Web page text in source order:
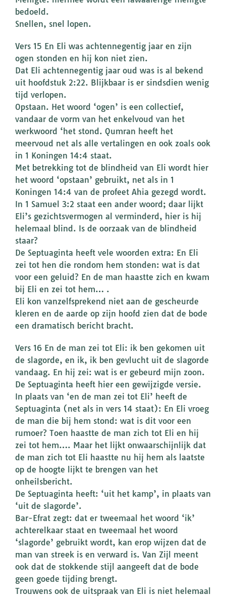
bedoeld.
Snellen, snel lopen.
Vers 15 En Eli was achtennegentig jaar en zijn
ogen stonden en hij kon niet zien.
Dat Eli achtennegentig jaar oud was is al bekend
uit hoofdstuk 2:22. Blijkbaar is er sindsdien wenig
tijd verlopen.
Opstaan. Het woord ‘ogen’ is een collectief,
vandaar de vorm van het enkelvoud van het
werkwoord ‘het stond. Qumran heeft het
meervoud net als alle vertalingen en ook zoals ook
in 1 Koningen 14:4 staat.
Met betrekking tot de blindheid van Eli wordt hier
het woord ‘opstaan’ gebruikt, net als in 1
Koningen 14:4 van de profeet Ahia gezegd wordt.
In 1 Samuel 3:2 staat een ander woord; daar lijkt
Eli’s gezichtsvermogen al verminderd, hier is hij
helemaal blind. Is de oorzaak van de blindheid
staar?
De Septuaginta heeft vele woorden extra: En Eli
zei tot hen die rondom hem stonden: wat is dat
voor een geluid? En de man haastte zich en kwam
bij Eli en zei tot hem… .
Eli kon vanzelfsprekend niet aan de gescheurde
kleren en de aarde op zijn hoofd zien dat de bode
een dramatisch bericht bracht.
Vers 16 En de man zei tot Eli: ik ben gekomen uit
de slagorde, en ik, ik ben gevlucht uit de slagorde
vandaag. En hij zei: wat is er gebeurd mijn zoon.
De Septuaginta heeft hier een gewijzigde versie.
In plaats van ‘en de man zei tot Eli’ heeft de
Septuaginta (net als in vers 14 staat): En Eli vroeg
de man die bij hem stond: wat is dit voor een
rumoer? Toen haastte de man zich tot Eli en hij
zei tot hem…. Maar het lijkt onwaarschijnlijk dat
de man zich tot Eli haastte nu hij hem als laatste
op de hoogte lijkt te brengen van het
onheilsbericht.
De Septuaginta heeft: ‘uit het kamp’, in plaats van
‘uit de slagorde’.
Bar-Efrat zegt: dat er tweemaal het woord ‘ik’
achterelkaar staat en tweemaal het woord
‘slagorde’ gebruikt wordt, kan erop wijzen dat de
man van streek is en verward is. Van Zijl meent
ook dat de stokkende stijl aangeeft dat de bode
geen goede tijding brengt.
Trouwens ook de uitspraak van Eli is niet helemaal